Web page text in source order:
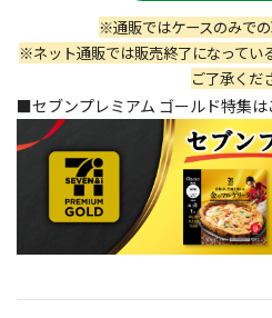
※通販ではケースのみでの
※ネット通販では販売終了になってい
ご了承くだ
■セブンプレミアム ゴールド特集は